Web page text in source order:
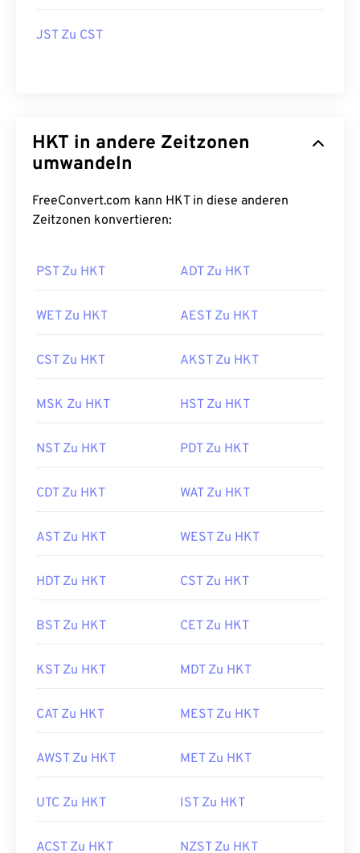
JST Zu CST
HKT in andere Zeitzonen
umwandeln
FreeConvert.com kann HKT in diese anderen
Zeitzonen konvertieren:
PST Zu HKT ADT Zu HKT
WET Zu HKT AEST Zu HKT
CST Zu HKT AKST Zu HKT
MSK Zu HKT HST Zu HKT
NST Zu HKT PDT Zu HKT
CDT Zu HKT WAT Zu HKT
AST Zu HKT WEST Zu HKT
HDT Zu HKT CST Zu HKT
BST Zu HKT CET Zu HKT
KST Zu HKT MDT Zu HKT
CAT Zu HKT MEST Zu HKT
AWST Zu HKT MET Zu HKT
UTC Zu HKT IST Zu HKT
ACST Zu HKT NZST Zu HKT